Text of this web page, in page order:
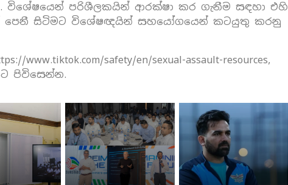
පරිශීලකයින් ආරක්ෂා කර ගැනීම සඳහා එහි
පෙනී සිටිමට විශේෂඥයින් සහයෝගයෙන් කටයුතු කරනු
safety/en/sexual-assault-resources,
පිවිසෙන්න.